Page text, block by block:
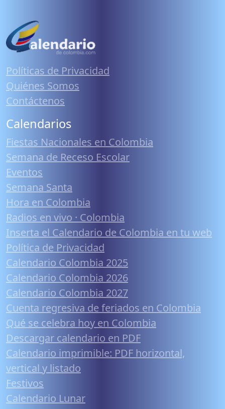
Políticas de Privacidad
Quiénes Somos
Contáctenos
Calendarios
Fiestas Nacionales en Colombia
Semana de Receso Escolar
Eventos
Semana Santa
Hora en Colombia
Radios en vivo · Colombia
Inserta el Calendario de Colombia en tu web
Política de Privacidad
Calendario Colombia 2025
Calendario Colombia 2026
Calendario Colombia 2027
Cuenta regresiva de feriados en Colombia
Qué se celebra hoy en Colombia
Descargar calendario en PDF
Calendario imprimible: PDF horizontal,
vertical y listado
Festivos
Calendario Lunar